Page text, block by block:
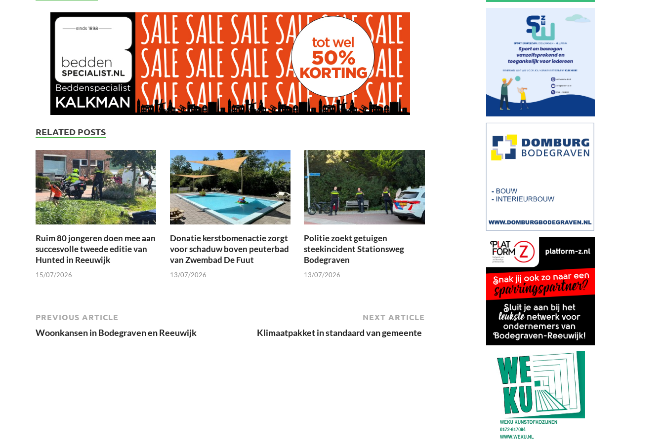
RELATED POSTS
Ruim 80 jongeren doen mee aan
succesvolle tweede editie van
Hunted in Reeuwijk
15/07/2026
Donatie kerstbomenactie zorgt
voor schaduw boven peuterbad
van Zwembad De Fuut
13/07/2026
Politie zoekt getuigen
steekincident Stationsweg
Bodegraven
13/07/2026
PREVIOUS ARTICLE
Woonkansen in Bodegraven en Reeuwijk
NEXT ARTICLE
Klimaatpakket in standaard van gemeente